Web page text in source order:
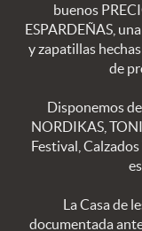
buenos
ESPARDEÑAS,
y zapatillas
de
Disponemos
NORDIKAS,
Festival,
La Casa de
documentada